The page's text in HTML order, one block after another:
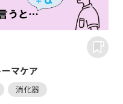
マケア
消化器